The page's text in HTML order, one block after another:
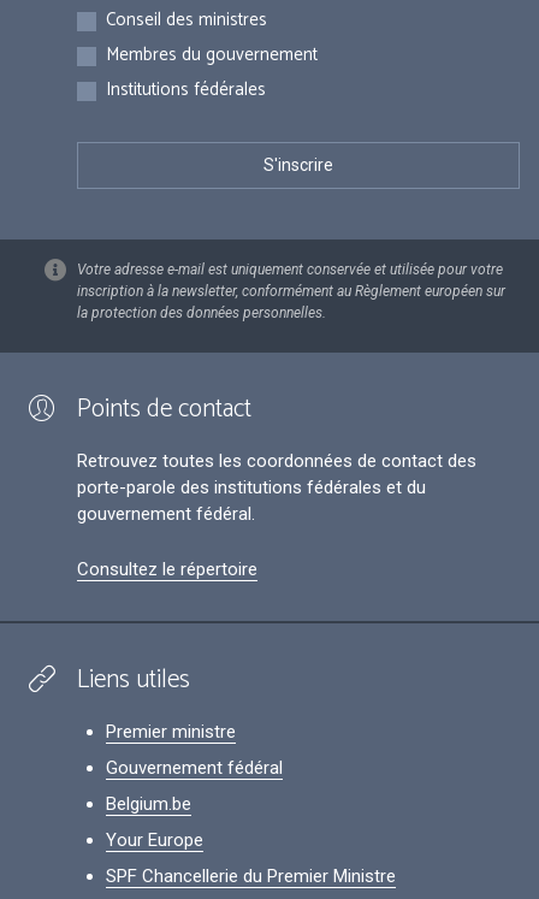
Inscriptions
Conseil des ministres
Membres du gouvernement
Institutions fédérales
Votre adresse e-mail est uniquement conservée et utilisée pour votre
inscription à la newsletter, conformément au Règlement européen sur
la protection des données personnelles.
Points de contact
Retrouvez toutes les coordonnées de contact des
porte-parole des institutions fédérales et du
gouvernement fédéral.
Consultez le répertoire
Liens utiles
Premier ministre
Gouvernement fédéral
Belgium.be
Your Europe
SPF Chancellerie du Premier Ministre